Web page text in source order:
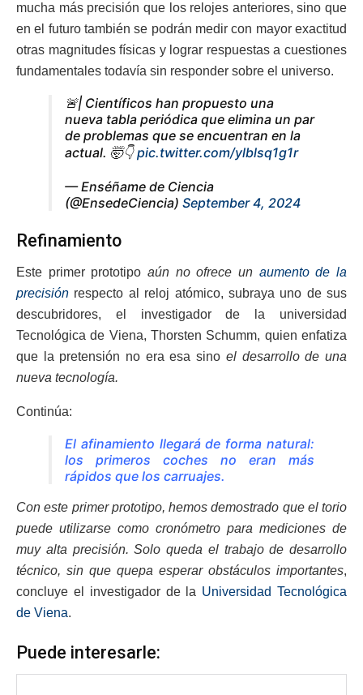
mucha más precisión que los relojes anteriores, sino que
en el futuro también se podrán medir con mayor exactitud
otras magnitudes físicas y lograr respuestas a cuestiones
fundamentales todavía sin responder sobre el universo.
🚨| Científicos han propuesto una
nueva tabla periódica que elimina un par
de problemas que se encuentran en la
actual. 🤯👇pic.twitter.com/ylblsq1g1r
— Enséñame de Ciencia
(@EnsedeCiencia) September 4, 2024
Refinamiento
Este primer prototipo aún no ofrece un aumento de la
precisión respecto al reloj atómico, subraya uno de sus
descubridores, el investigador de la universidad
Tecnológica de Viena, Thorsten Schumm, quien enfatiza
que la pretensión no era esa sino el desarrollo de una
nueva tecnología.
Continúa:
El afinamiento llegará de forma natural:
los primeros coches no eran más
rápidos que los carruajes.
Con este primer prototipo, hemos demostrado que el torio
puede utilizarse como cronómetro para mediciones de
muy alta precisión. Solo queda el trabajo de desarrollo
técnico, sin que quepa esperar obstáculos importantes,
concluye el investigador de la Universidad Tecnológica
de Viena.
Puede interesarle: